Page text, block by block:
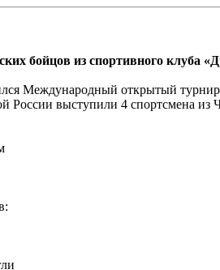
бойцов из спортивного клуба
Международный открытый
России выступили 4 спортсмена из